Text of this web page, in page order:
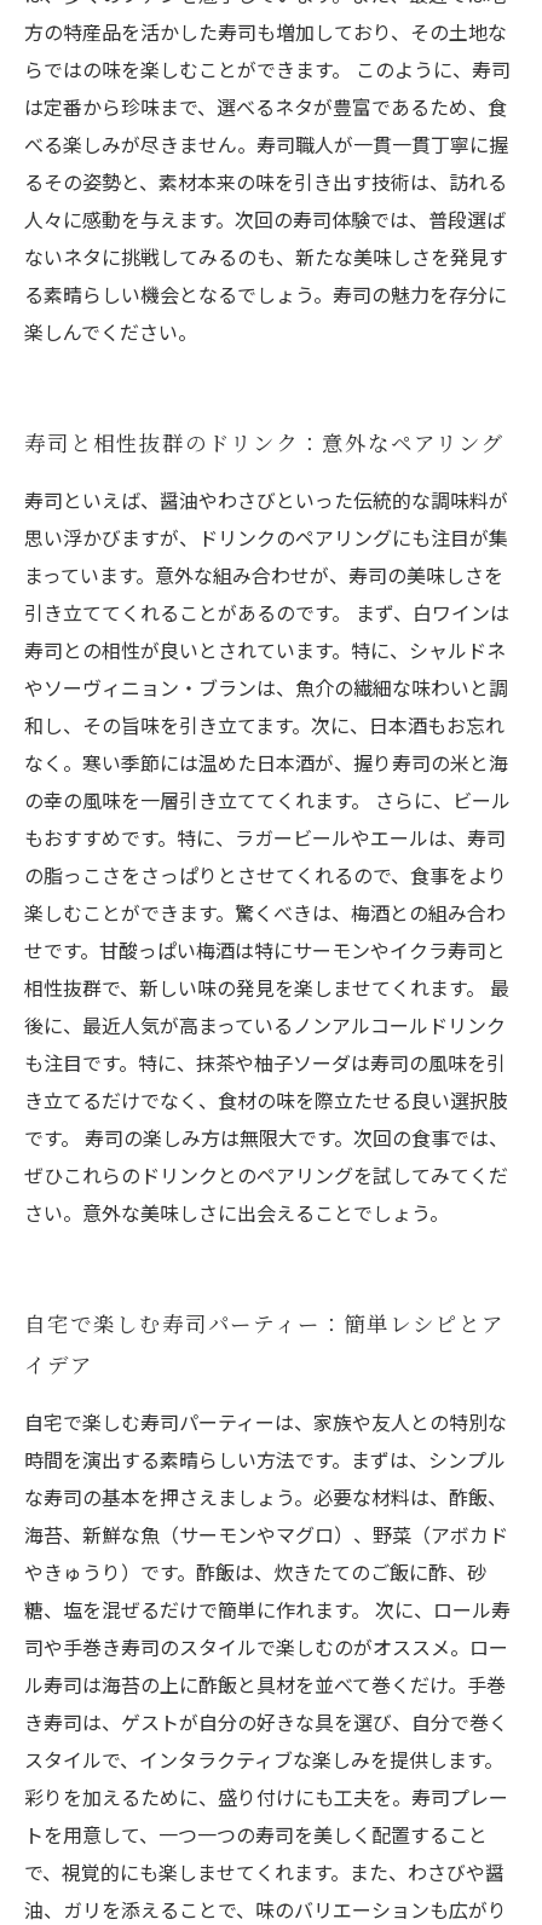
方の特産品を活かした寿司も増加しており、その土地な
らではの味を楽しむことができます。 このように、寿司
は定番から珍味まで、選べるネタが豊富であるため、食
べる楽しみが尽きません。寿司職人が一貫一貫丁寧に握
るその姿勢と、素材本来の味を引き出す技術は、訪れる
人々に感動を与えます。次回の寿司体験では、普段選ば
ないネタに挑戦してみるのも、新たな美味しさを発見す
る素晴らしい機会となるでしょう。寿司の魅力を存分に
楽しんでください。
寿司と相性抜群のドリンク：意外なペアリング
寿司といえば、醤油やわさびといった伝統的な調味料が
思い浮かびますが、ドリンクのペアリングにも注目が集
まっています。意外な組み合わせが、寿司の美味しさを
引き立ててくれることがあるのです。 まず、白ワインは
寿司との相性が良いとされています。特に、シャルドネ
やソーヴィニョン・ブランは、魚介の繊細な味わいと調
和し、その旨味を引き立てます。次に、日本酒もお忘れ
なく。寒い季節には温めた日本酒が、握り寿司の米と海
の幸の風味を一層引き立ててくれます。 さらに、ビール
もおすすめです。特に、ラガービールやエールは、寿司
の脂っこさをさっぱりとさせてくれるので、食事をより
楽しむことができます。驚くべきは、梅酒との組み合わ
せです。甘酸っぱい梅酒は特にサーモンやイクラ寿司と
相性抜群で、新しい味の発見を楽しませてくれます。 最
後に、最近人気が高まっているノンアルコールドリンク
も注目です。特に、抹茶や柚子ソーダは寿司の風味を引
き立てるだけでなく、食材の味を際立たせる良い選択肢
です。 寿司の楽しみ方は無限大です。次回の食事では、
ぜひこれらのドリンクとのペアリングを試してみてくだ
さい。意外な美味しさに出会えることでしょう。
自宅で楽しむ寿司パーティー：簡単レシピとア
イデア
自宅で楽しむ寿司パーティーは、家族や友人との特別な
時間を演出する素晴らしい方法です。まずは、シンプル
な寿司の基本を押さえましょう。必要な材料は、酢飯、
海苔、新鮮な魚（サーモンやマグロ）、野菜（アボカド
やきゅうり）です。酢飯は、炊きたてのご飯に酢、砂
糖、塩を混ぜるだけで簡単に作れます。 次に、ロール寿
司や手巻き寿司のスタイルで楽しむのがオススメ。ロー
ル寿司は海苔の上に酢飯と具材を並べて巻くだけ。手巻
き寿司は、ゲストが自分の好きな具を選び、自分で巻く
スタイルで、インタラクティブな楽しみを提供します。
彩りを加えるために、盛り付けにも工夫を。寿司プレー
トを用意して、一つ一つの寿司を美しく配置すること
で、視覚的にも楽しませてくれます。また、わさびや醤
油、ガリを添えることで、味のバリエーションも広がり